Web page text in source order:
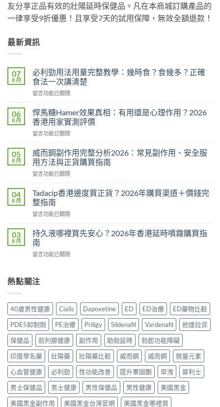
友分享正品有效的壯陽延時保健品。凡在本商城訂購產品的
一律享受9折優惠！且享受7天的試用保障，無效全額退款！
最新資訊
07
8 月
必利勁用法用量完整教學：幾時食？食幾多？正確
食法一次講清楚
在
利
勁
用
法
量
完
整
教
幾
時
食
多？
正
確
一
次
清
楚〉
中
留言功能已關閉
06
8 月
悍馬糖Hamer效果真相：有用還是心理作用？2026
香港用家實測評價
在
馬
糖
Hamer
效
真
相：
用
是
心
作
香
家
實
測
評
價〉
中
留言功能已關閉
05
8 月
威而鋼副作用完整分析2026：常見副作用、安全服
用方法與正貨購買指南
在
而
鋼
副
作
完
整
分
析
見
用、
安
全
服
方
法
與
正
貨
購
買
留言功能已關閉
04
8 月
Tadacip香港邊度買正貨？2026年購買渠道＋價錢完
整指南
在
香
港
邊
度
貨？
購
買
渠
道
價
錢
完
整
指
南〉
中
留言功能已關閉
03
8 月
持久液哪裡買先安心？2026年香港延時噴霧購買指
南
在
液
哪
買
先
安
心？
2026
年
香
港
延
時
噴
霧
購
留言功能已關閉
熱點關注
40歲男性健康 Cialis Dapoxetine ED ED治療
ED藥物比較
PDE5抑制劑
PE治療 Priligy Sildenafil Vardenafil
他達拉非
保健品
前列腺健康 副作用 助勃延時
勃起功能障礙
印度學名藥
壯陽藥 壯陽藥比較 威而鋼 威而鋼
微量元素
心血管健康
必利勁 性功能改善 提升睪固酮 早洩
犀利士
男士保健品
男士健康 男性保健品 男性健康
美國黑金
美國黑金副作用
美國黑金台灣官網 美國黑金哪裡買